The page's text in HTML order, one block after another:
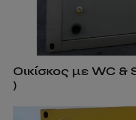
Οικίσκος με WC &
)